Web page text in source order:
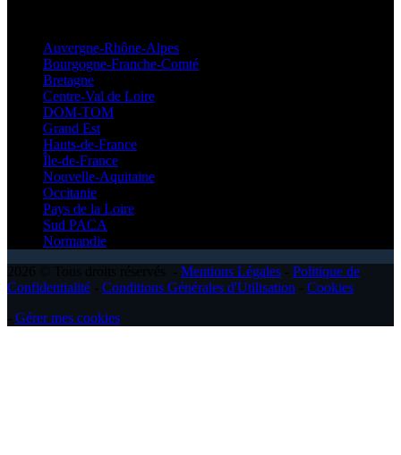
Auvergne-Rhône-Alpes
Bourgogne-Franche-Comté
Bretagne
Centre-Val de Loire
DOM-TOM
Grand Est
Hauts-de-France
Île-de-France
Nouvelle-Aquitaine
Occitanie
Pays de la Loire
Sud PACA
Normandie
Mentions Légales
Politique de
Confidentialité
Conditions Générales d'Utilisation
Cookies
Gérer mes cookies